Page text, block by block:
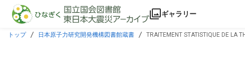
本文に飛ぶ
ギャラリー
トップ 日本原子力研究開発機構図書館蔵書 TRAITEMENT STATISTIQUE DE LA